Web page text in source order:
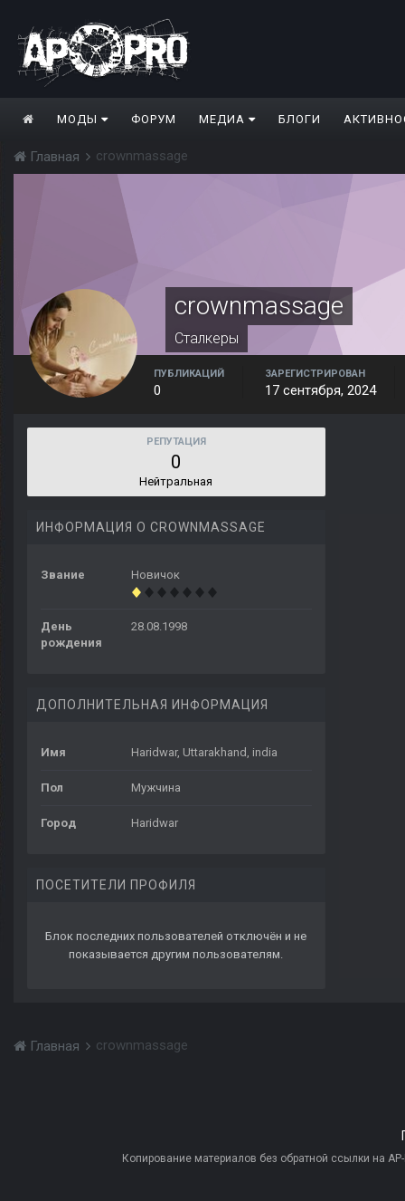
МОДЫ ФОРУМ МЕДИА БЛОГИ
Главная crownmassage
crownmassage
Сталкеры
ПУБЛИКАЦИЙ
0
ЗАРЕГИСТРИРОВАН
17 сентября, 2024
РЕПУТАЦИЯ
0
Нейтральная
ИНФОРМАЦИЯ О CROWNMASSAGE
Звание Новичок
День
рождения
28.08.1998
ДОПОЛНИТЕЛЬНАЯ ИНФОРМАЦИЯ
Имя Haridwar, Uttarakhand, india
Пол Мужчина
Город Haridwar
ПОСЕТИТЕЛИ ПРОФИЛЯ
Блок последних пользователей отключён и не
показывается другим пользователям.
Главная crownmassage
Копирование материалов без обратной ссылки на